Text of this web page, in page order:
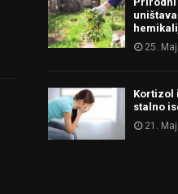
25.
Kortizol
stalno
21.